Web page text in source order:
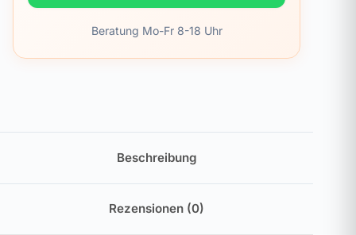
Beratung Mo-Fr 8-18 Uhr
Beschreibung
Rezensionen (0)